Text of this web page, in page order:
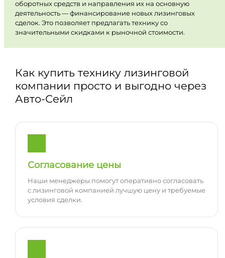
оборотных средств и направления их на основную
деятельность — финансирование новых лизинговых
сделок. Это позволяет предлагать технику со
значительными скидками к рыночной стоимости.
Как купить технику лизинговой
компании просто и выгодно через
Авто-Сейл
Согласование цены
Наши менеджеры помогут оперативно согласовать
с лизинговой компанией лучшую цену и требуемые
условия сделки.